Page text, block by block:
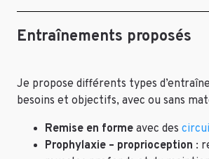
Entraînements proposés
Je propose différents types
besoins et objectifs, avec ou sans
Remise en forme avec des
Prophylaxie – proprioception :